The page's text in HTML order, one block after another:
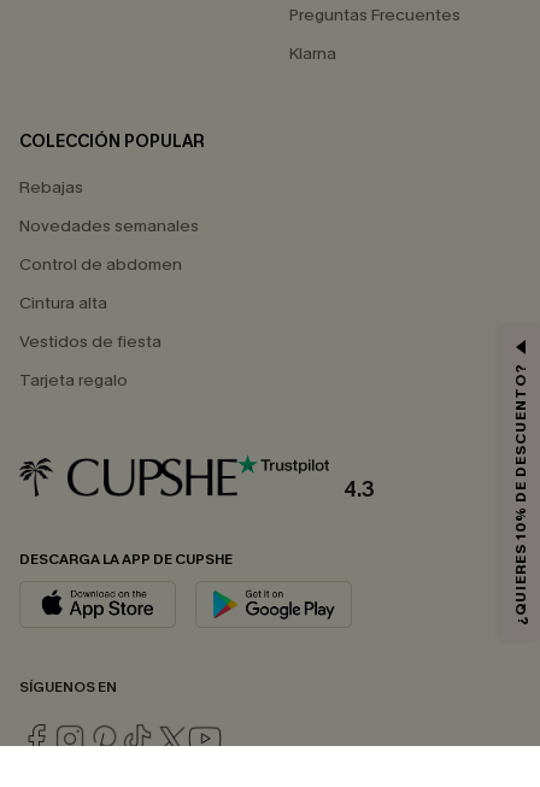
Preguntas Frecuentes
Klarna
COLECCIÓN POPULAR
Rebajas
Novedades semanales
Control de abdomen
Cintura alta
Vestidos de fiesta
Tarjeta regalo
4.3
DESCARGA LA APP DE CUPSHE
SÍGUENOS EN
¿QUIERES 10% DE DESCUENTO?